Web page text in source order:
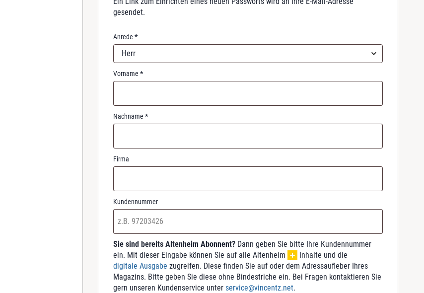
gesendet.
Anrede *
Herr
Vorname *
Nachname *
Firma
Kundennummer
Sie sind bereits Altenheim Abonnent? Dann geben Sie bitte Ihre Kundennummer
ein. Mit dieser Eingabe können Sie auf alle Altenheim
Inhalte und die
digitale Ausgabe zugreifen. Diese finden Sie auf oder dem Adressaufleber Ihres
Magazins. Bitte geben Sie diese ohne Bindestriche ein. Bei Fragen kontaktieren Sie
gern unseren Kundenservice unter service@vincentz.net.